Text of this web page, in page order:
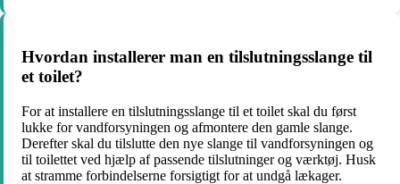
Hvordan installerer man en tilslutningsslange til
et toilet?
For at installere en tilslutningsslange til et toilet skal du først
lukke for vandforsyningen og afmontere den gamle slange.
Derefter skal du tilslutte den nye slange til vandforsyningen og
til toilettet ved hjælp af passende tilslutninger og værktøj. Husk
at stramme forbindelserne forsigtigt for at undgå lækager.